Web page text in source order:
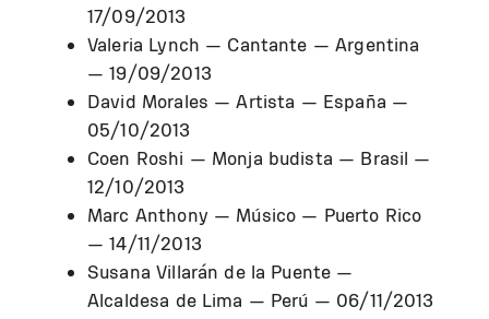
17/09/2013
Valeria Lynch — Cantante — Argentina
— 19/09/2013
David Morales — Artista — España —
05/10/2013
Coen Roshi — Monja budista — Brasil —
12/10/2013
Marc Anthony — Músico — Puerto Rico
— 14/11/2013
Susana Villarán de la Puente —
Alcaldesa de Lima — Perú — 06/11/2013